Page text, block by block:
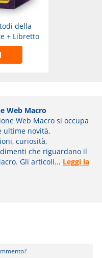
della
+ Libretto
Web Macro
Web Macro si occupa
ultime novità,
curiosità,
che riguardano il
Gli articoli... Leggi la